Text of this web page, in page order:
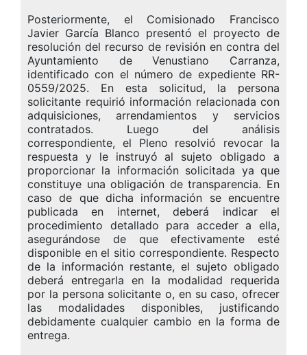
Posteriormente, el Comisionado Francisco
Javier García Blanco presentó el proyecto de
resolución del recurso de revisión en contra del
Ayuntamiento de Venustiano Carranza,
identificado con el número de expediente RR-
0559/2025. En esta solicitud, la persona
solicitante requirió información relacionada con
adquisiciones, arrendamientos y servicios
contratados. Luego del análisis
correspondiente, el Pleno resolvió revocar la
respuesta y le instruyó al sujeto obligado a
proporcionar la información solicitada ya que
constituye una obligación de transparencia. En
caso de que dicha información se encuentre
publicada en internet, deberá indicar el
procedimiento detallado para acceder a ella,
asegurándose de que efectivamente esté
disponible en el sitio correspondiente. Respecto
de la información restante, el sujeto obligado
deberá entregarla en la modalidad requerida
por la persona solicitante o, en su caso, ofrecer
las modalidades disponibles, justificando
debidamente cualquier cambio en la forma de
entrega.